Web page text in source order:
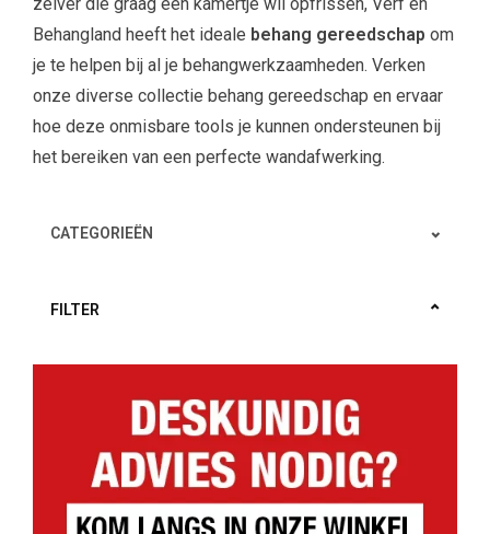
zelver die graag een kamertje wil opfrissen, Verf en
Behangland heeft het ideale behang gereedschap om
je te helpen bij al je behangwerkzaamheden. Verken
onze diverse collectie behang gereedschap en ervaar
hoe deze onmisbare tools je kunnen ondersteunen bij
het bereiken van een perfecte wandafwerking.
CATEGORIEËN
FILTER